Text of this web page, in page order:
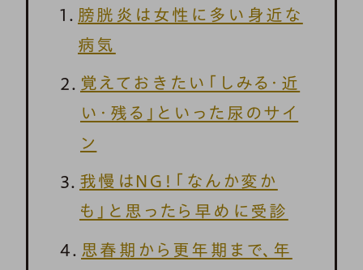
膀胱炎は女性に多い身近な
病気
覚えておきたい「しみる・近
い・残る」といった尿のサイ
ン
我慢はNG！「なんか変か
も」と思ったら早めに受診
思春期から更年期まで、年